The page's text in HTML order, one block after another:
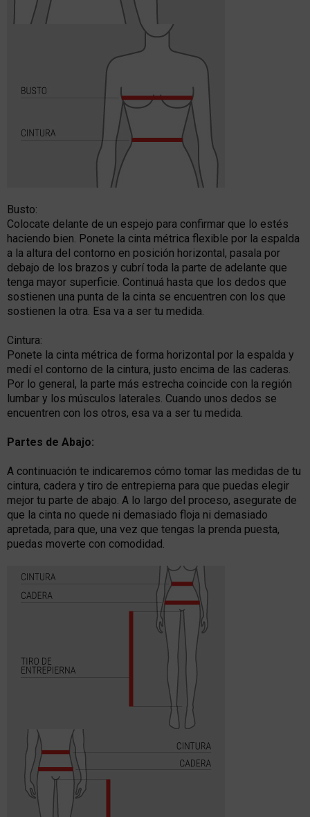
Busto:
Colocate delante de un espejo para confirmar que lo estés
haciendo bien. Ponete la cinta métrica flexible por la espalda
a la altura del contorno en posición horizontal, pasala por
debajo de los brazos y cubrí toda la parte de adelante que
tenga mayor superficie. Continuá hasta que los dedos que
sostienen una punta de la cinta se encuentren con los que
sostienen la otra. Esa va a ser tu medida.
Cintura:
Ponete la cinta métrica de forma horizontal por la espalda y
medí el contorno de la cintura, justo encima de las caderas.
Por lo general, la parte más estrecha coincide con la región
lumbar y los músculos laterales. Cuando unos dedos se
encuentren con los otros, esa va a ser tu medida.
Partes de Abajo:
A continuación te indicaremos cómo tomar las medidas de tu
cintura, cadera y tiro de entrepierna para que puedas elegir
mejor tu parte de abajo. A lo largo del proceso, asegurate de
que la cinta no quede ni demasiado floja ni demasiado
apretada, para que, una vez que tengas la prenda puesta,
puedas moverte con comodidad.